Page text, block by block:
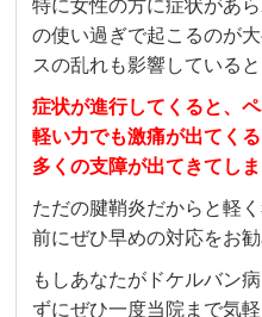
特に女性の方に症状があ
の使い過ぎで起こるのが
スの乱れも影響している
症状が進行してくると、
軽い力でも激痛が出てく
多くの支障が出てきてしま
ただの腱鞘炎だからと軽
前にぜひ早めの対応をお勧
もしあなたがドケルバン
ずにぜひ一度当院まで気